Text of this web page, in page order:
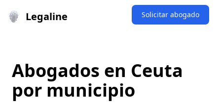
Legaline Solicitar abogado
Abogados en Ceuta
por municipio